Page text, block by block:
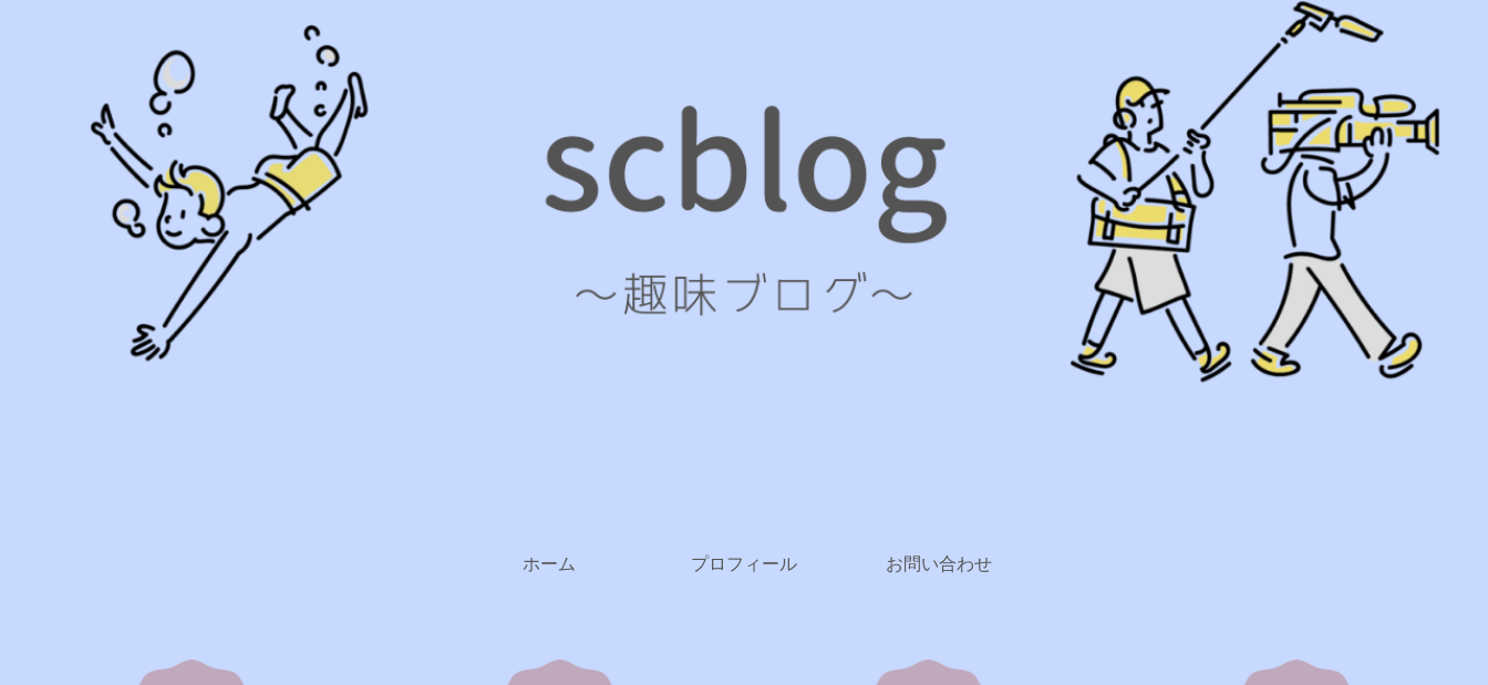
ホーム プロフィール お問い合わせ